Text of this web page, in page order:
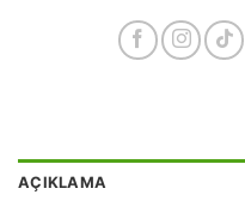
AÇIKLAMA